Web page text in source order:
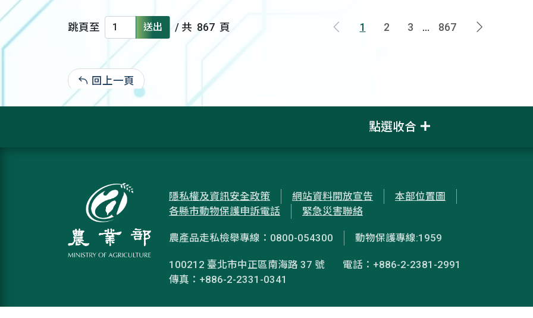
跳頁至 送出 / 共 867 頁
上一頁
1 2 3 ... 867
下一頁
回上一頁
點選收合
隱私權及資訊安全政策 網站資料開放宣告
本部位置圖
各縣市動物保護申訴電話
緊急災害聯絡
農產品走私檢舉專線：0800-054300 動物保護專線:1959
100212 臺北市中正區南海路 37 號
電話：+886-2-2381-2991
傳真：+886-2-2331-0341